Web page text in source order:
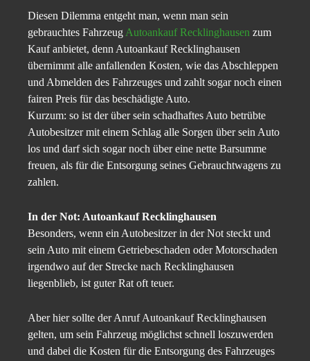
Diesen Dilemma entgeht man, wenn man sein
gebrauchtes FahrzeugAutoankauf Recklinghausen zum
Kauf anbietet, denn Autoankauf Recklinghausen
übernimmt alle anfallenden Kosten, wie das Abschleppen
und Abmelden des Fahrzeuges und zahlt sogar noch einen
fairen Preis für das beschädigte Auto.
Kurzum: so ist der über sein schadhaftes Auto betrübte
Autobesitzer mit einem Schlag alle Sorgen über sein Auto
los und darf sich sogar noch über eine nette Barsumme
freuen, als für die Entsorgung seines Gebrauchtwagens zu
zahlen.
In der Not: Autoankauf Recklinghausen
Besonders, wenn ein Autobesitzer in der Not steckt und
sein Auto mit einem Getriebeschaden oder Motorschaden
irgendwo auf der Strecke nach Recklinghausen
liegenblieb, ist guter Rat oft teuer.
Aber hier sollte der Anruf Autoankauf Recklinghausen
gelten, um sein Fahrzeug möglichst schnell loszuwerden
und dabei die Kosten für die Entsorgung des Fahrzeuges